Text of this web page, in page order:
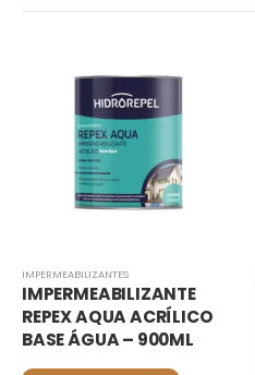
IMPERMEABILIZANTES
IMPERMEABILIZANTE
REPEX AQUA ACRÍLICO
BASE ÁGUA – 900ML